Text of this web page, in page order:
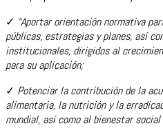
✓ “Aportar orientación normativa
públicas, estrategias y planes, así
institucionales, dirigidos al
para su aplicación;
✓ Potenciar la contribución de la
alimentaria, la nutrición y la
mundial, así como al bienestar